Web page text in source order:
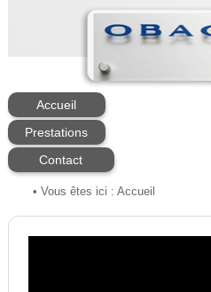
Accueil
Prestations
Contact
• Vous êtes ici : Accueil